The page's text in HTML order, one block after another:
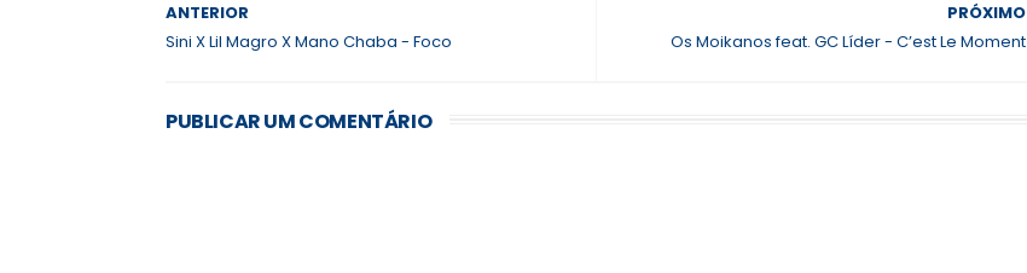
PRÓXIMO
Os Moikanos feat. GC Líder - C’est Le Moment
ANTERIOR
Sini X Lil Magro X Mano Chaba - Foco
PUBLICAR UM COMENTÁRIO